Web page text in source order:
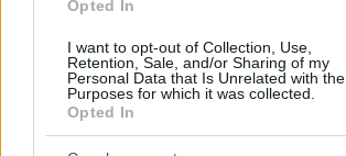
Opted In
I want to opt-out of Collection, Use,
Retention, Sale, and/or Sharing of my
Personal Data that Is Unrelated with the
Purposes for which it was collected.
Opted In